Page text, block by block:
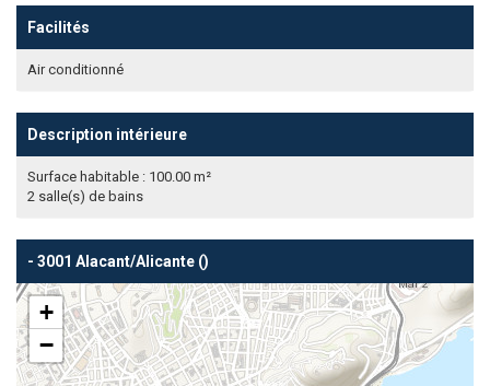
Facilités
Air conditionné
Description intérieure
Surface habitable : 100.00 m²
2 salle(s) de bains
- 3001 Alacant/Alicante ()
+
−